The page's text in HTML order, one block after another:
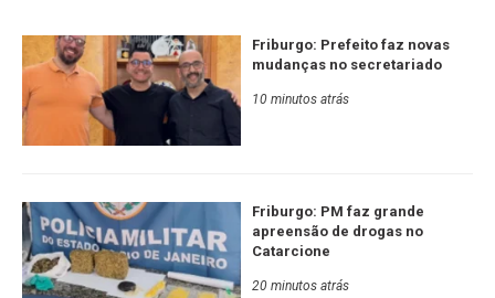
Friburgo: Prefeito faz novas
mudanças no secretariado
10 minutos atrás
Friburgo: PM faz grande
apreensão de drogas no
Catarcione
20 minutos atrás